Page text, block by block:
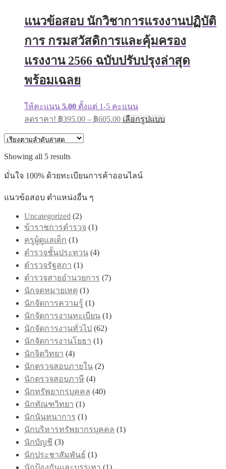
options
be
chosen
on
the
แนวข้อสอบ นักวิชาการแรงงานปฏิบัติ
การ กรมสวัสดิการและคุ้มครอง
แรงงาน 2566 ฉบับปรับปรุงล่าสุด
พร้อมเฉลย
ให้คะแนน 5.00 ตั้งแต่ 1-5 คะแนน
ลดราคา! ฿395.00 – ฿605.00Price
range:
เลือกรูปแบบ
product
Showing all 5 resultsSorted
latest
มั่นใจ 100% ด้วยทะเบียนการค้าออนไลน์
แนวข้อสอบ ตำแหน่งอื่น ๆ
Uncategorized (2)
ข้าราชการตำรวจ (1)
ครูผู้ดูแลเด็ก (1)
ตำรวจชั้นประทวน (4)
ตำรวจรัฐสภา (1)
ตำรวจสายอำนวยการ (7)
นักจดหมายเหตุ (1)
นักจัดการความรู้ (1)
นักจัดการงานทะเบียน (1)
นักจัดการงานทั่วไป (62)
นักจัดการงานโยธา (1)
นักจิตวิทยา (4)
นักตรวจสอบภายใน (2)
นักตรวจสอบภาษี (4)
นักทรัพยากรบุคคล (40)
นักทัณฑวิทยา (1)
นักนันทนาการ (1)
นักบริหารทรัพยากรบุคคล (1)
นักบัญชี (3)
นักประชาสัมพันธ์ (1)
นักป้องกันและบรรเทา (1)